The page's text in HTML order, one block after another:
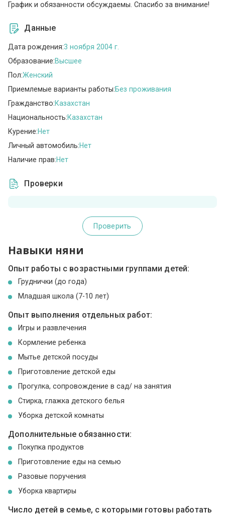
График и обязанности обсуждаемы. Спасибо за внимание!
Данные
Дата рождения:3 ноября 2004 г.
Образование:Высшее
Пол:Женский
Приемлемые варианты работы:Без проживания
Гражданство:Казахстан
Национальность:Казахстан
Курение:Нет
Личный автомобиль:Нет
Наличие прав:Нет
Проверки
Проверить
Навыки няни
Опыт работы с возрастными группами детей:
Груднички (до года)
Младшая школа (7-10 лет)
Опыт выполнения отдельных работ:
Игры и развлечения
Кормление ребенка
Мытье детской посуды
Приготовление детской еды
Прогулка, сопровождение в сад/ на занятия
Стирка, глажка детского белья
Уборка детской комнаты
Дополнительные обязанности:
Покупка продуктов
Приготовление еды на семью
Разовые поручения
Уборка квартиры
Число детей в семье, с которыми готовы работать